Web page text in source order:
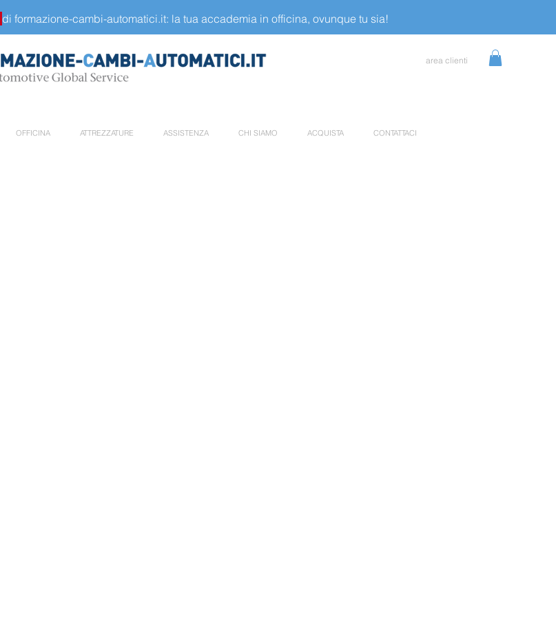
di formazione-cambi-automatici.it: la tua accademia in officina, ovunque tu sia!
area clienti
OFFICINA ATTREZZATURE ASSISTENZA CHI SIAMO ACQUISTA CONTATTACI